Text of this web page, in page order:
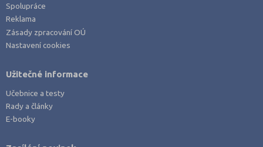
Spolupráce
Reklama
Zásady zpracování OÚ
Nastavení cookies
Užitečné informace
Učebnice a testy
Rady a články
E-booky